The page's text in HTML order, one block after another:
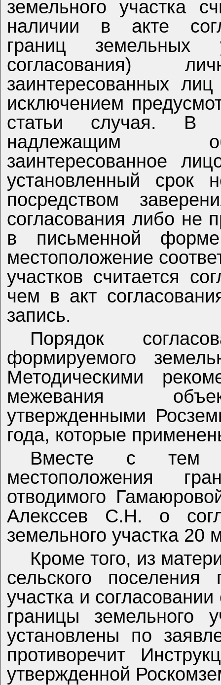
земельного участка
наличии в акте
границ
согласования)
заинтересованных
исключением
статьи случая. В
надлежащим
заинтересованное
установленный срок
посредством
согласования либо не
в письменной
местоположение
участков считается
чем в акт
запись.
Порядок
формируемого
Методическими
межевания
утвержденными
года, которые
Вместе с тем
местоположения
отводимого
Алекссев С.Н. о
земельного участка 20
Кроме того, из
сельского
участка и
границы земельного
установлены по
противоречит
утвержденной